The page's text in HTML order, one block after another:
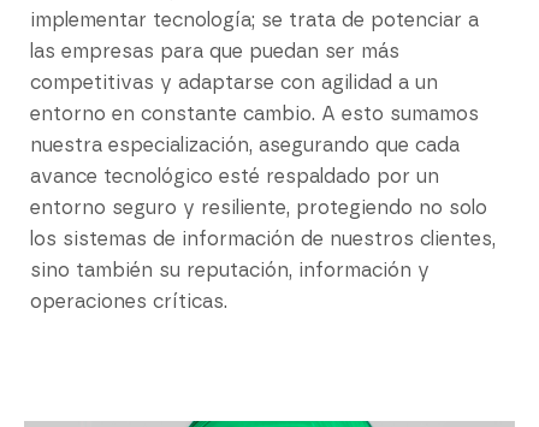
implementar tecnología; se trata de potenciar a
las empresas para que puedan ser más
competitivas y adaptarse con agilidad a un
entorno en constante cambio. A esto sumamos
nuestra especialización, asegurando que cada
avance tecnológico esté respaldado por un
entorno seguro y resiliente, protegiendo no solo
los sistemas de información de nuestros clientes,
sino también su reputación, información y
operaciones críticas.